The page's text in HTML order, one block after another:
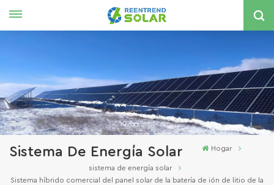
국의
Sistema De Energía Solar Hogar
sistema de energía solar
Sistema híbrido comercial del panel solar de la batería de ión de litio de la